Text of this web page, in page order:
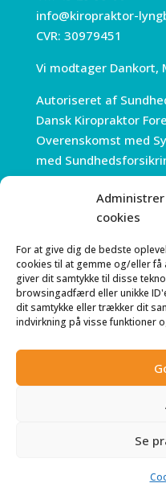
cookies
For at give dig de bedste
cookies til at gemme og/eller
giver dit samtykke til disse
browsingadfærd eller unikke
dit samtykke eller trækker dit
indvirkning på visse funktioner
Se
info@kiropraktor-
CVR: 30979451
Vi modtager Dankort,
Autoriseret af
Dansk Kiropraktor
Overenskomst med
med
ÅBNINGSTIDER
Tirsdag 7:30 – 18.00
Onsdag 7:30 – 18.00
Torsdag 7:30 – 18.00
Fredag 7.30 – 15.00
Telefonerne åbner
©